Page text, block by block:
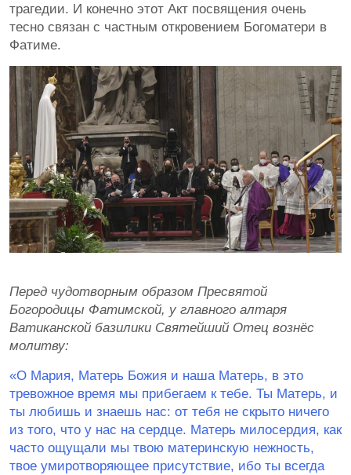
трагедии. И конечно этот Акт посвящения очень
тесно связан с частным откровением Богоматери в
Фатиме.
Перед чудотворным образом Пресвятой
Богородицы Фатимской, у главного алтаря
Ватиканской базилики Святейший Отец вознёс
молитву:
«О Мария, Матерь Божия и наша Матерь, в это
тревожное время мы прибегаем к тебе. Ты Матерь, и
ты любишь и знаешь нас: от тебя не скрыто ничего
из того, что у нас на сердце. Матерь милосердия, как
часто ощущали мы твою материнскую нежность,
твое умиротворяющее присутствие, ибо ты всегда